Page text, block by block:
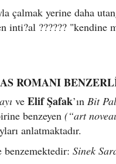
çalmak yerine daha
inti?al ?????? "kendine
ROMANI
ve Elif Şafak’ın Bit
benzeyen (“art
anlatmaktadır.
benzemektedir: Sinek